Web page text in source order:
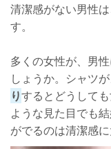
清潔感がない男性
す。
多くの女性が、男
しょうか。シャツが
りするとどうして
ような見た目でも
がでるのは清潔感